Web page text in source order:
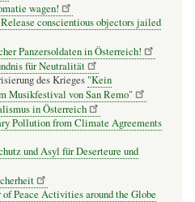
wagen!
conscientious objectors jailed
Panzersoldaten in Österreich!
für Neutralität
des Krieges "Kein
Musikfestival von San Remo"
in Österreich
Pollution from Climate Agreements
und Asyl für Deserteure und
of Peace Activities around the Globe